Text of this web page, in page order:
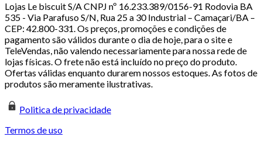
Lojas Le biscuit S/A CNPJ nº 16.233.389/0156-91 Rodovia BA
535 - Via Parafuso S/N, Rua 25 a 30 Industrial – Camaçari/BA –
CEP: 42.800-331. Os preços, promoções e condições de
pagamento são válidos durante o dia de hoje, para o site e
TeleVendas, não valendo necessariamente para nossa rede de
lojas físicas. O frete não está incluído no preço do produto.
Ofertas válidas enquanto durarem nossos estoques. As fotos de
produtos são meramente ilustrativas.
Politica de privacidade
Termos de uso